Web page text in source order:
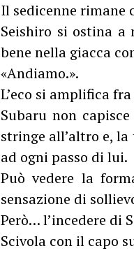
Il sedicenne rimane
Seishiro si ostina a
bene nella giacca
«Andiamo.».
L’eco si amplifica
Subaru non
stringe all’altro e,
ad ogni passo di lui.
Può vedere la
sensazione di
Però… l’incedere di
Scivola con il capo